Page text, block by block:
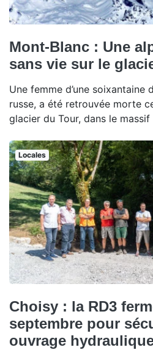
Mont-Blanc : Une
sans vie sur le
Une femme d’une soixantaine
russe, a été retrouvée morte
glacier du Tour, dans le
Locales
Choisy : la RD3
septembre pour
ouvrage